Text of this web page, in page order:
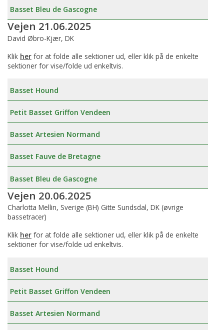
Basset Bleu de Gascogne
Vejen 21.06.2025
David Øbro-Kjær, DK
Klik her for at folde alle sektioner ud, eller klik på de enkelte
sektioner for vise/folde ud enkeltvis.
Basset Hound
Petit Basset Griffon Vendeen
Basset Artesien Normand
Basset Fauve de Bretagne
Basset Bleu de Gascogne
Vejen 20.06.2025
Charlotta Mellin, Sverige (BH) Gitte Sundsdal, DK (øvrige
bassetracer)
Klik her for at folde alle sektioner ud, eller klik på de enkelte
sektioner for vise/folde ud enkeltvis.
Basset Hound
Petit Basset Griffon Vendeen
Basset Artesien Normand